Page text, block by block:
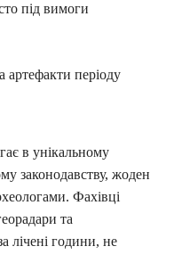
під вимоги
артефакти періоду
в унікальному
законодавству, жоден
Фахівці
та
лічені години, не